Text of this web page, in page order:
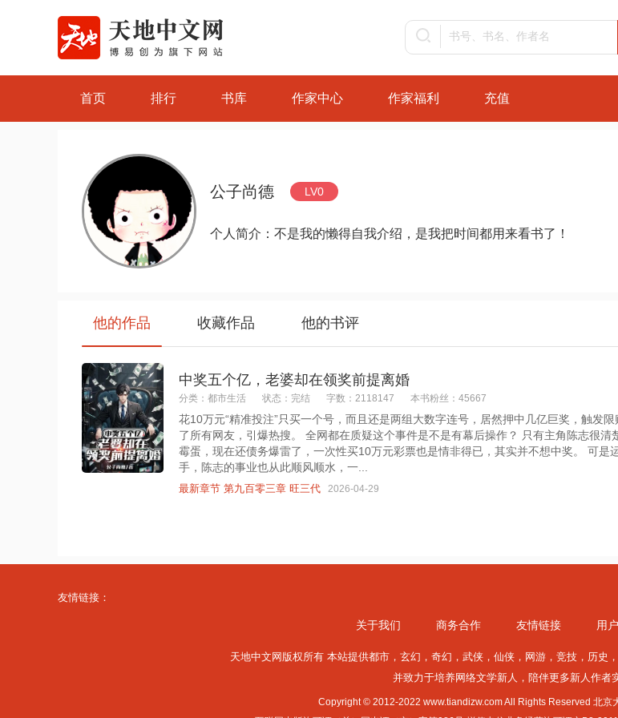
首页 排行 书库 作家中心 作家福利 充值
公子尚德 LV0
个人简介：不是我的懒得自我介绍，是我把时间都用来看书了！
他的作品 收藏作品 他的书评
中奖五个亿，老婆却在领奖前提离婚
分类：都市生活 状态：完结 字数：2118147 本书粉丝：45667
花10万元“精准投注”只买一个号，而且还是两组大数字连号，居然押中几亿巨奖，触发
了所有网友，引爆热搜。 全网都在质疑这个事件是不是有幕后操作？ 只有主角陈志很清
霉蛋，现在还债务爆雷了，一次性买10万元彩票也是情非得已，其实并不想中奖。 可是
手，陈志的事业也从此顺风顺水，一...
最新章节 第九百零三章 旺三代 2026-04-29
友情链接：
关于我们 商务合作 友情链接 用
天地中文网版权所有 本站提供都市， 玄幻 ， 奇幻 ， 武侠， 仙侠， 网游， 竞技， 历史 ，
并致力于培养网络文学新人，陪伴更多新人作者
Copyright © 2012-2022 www.tiandizw.com All Rights Reserved 北京